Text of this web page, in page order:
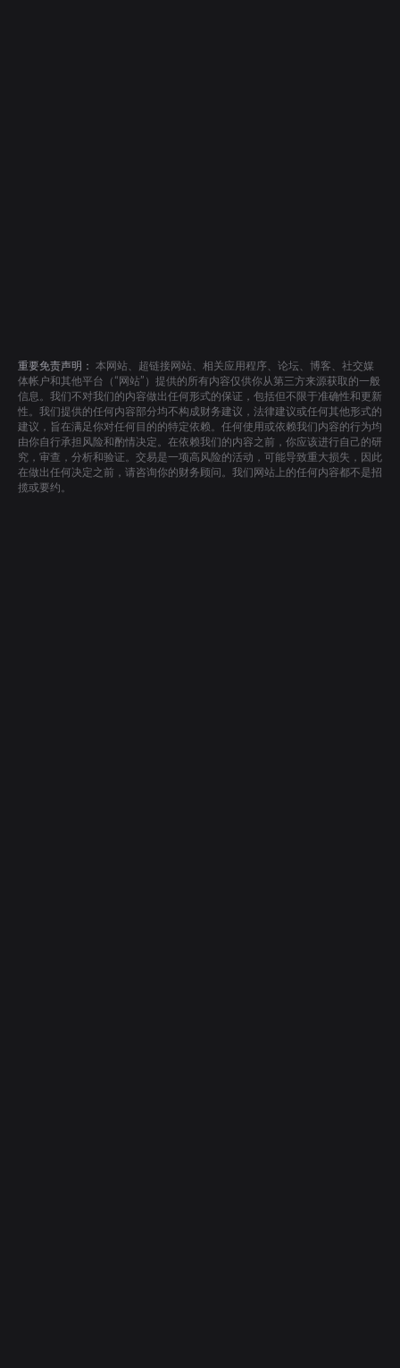
重要免责声明： 本网站、超链接网站、相关应用程序、论坛、博客、社交媒
体帐户和其他平台（“网站”）提供的所有内容仅供你从第三方来源获取的一般
信息。我们不对我们的内容做出任何形式的保证，包括但不限于准确性和更新
性。我们提供的任何内容部分均不构成财务建议，法律建议或任何其他形式的
建议，旨在满足你对任何目的的特定依赖。任何使用或依赖我们内容的行为均
由你自行承担风险和酌情决定。在依赖我们的内容之前，你应该进行自己的研
究，审查，分析和验证。交易是一项高风险的活动，可能导致重大损失，因此
在做出任何决定之前，请咨询你的财务顾问。我们网站上的任何内容都不是招
揽或要约。